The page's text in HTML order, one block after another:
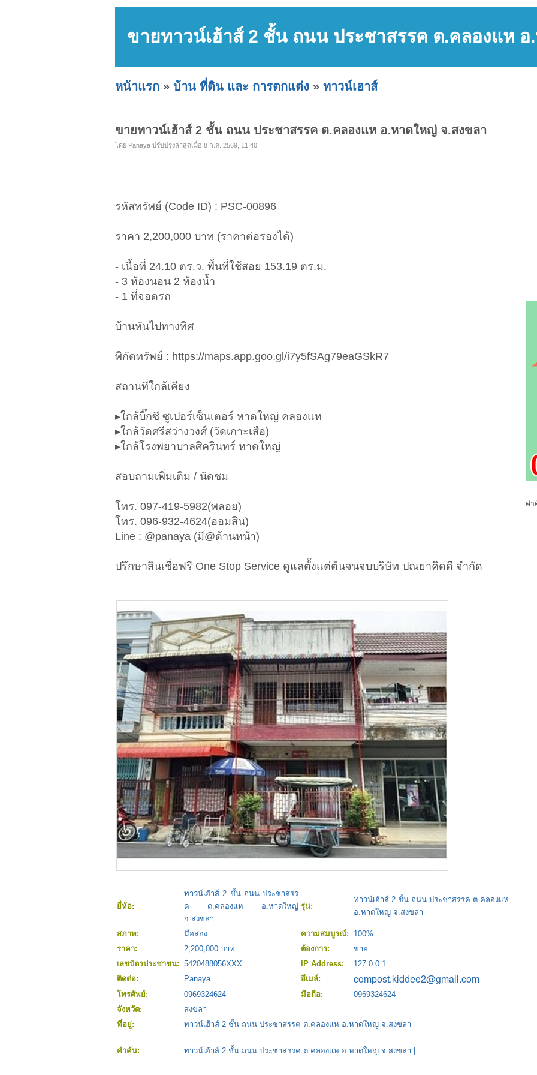
ขายทาวน์เฮ้าส์ 2 ชั้น ถนน ประชาสรรค ต.คลองแห
หน้าแรก » บ้าน ที่ดิน และ การตกแต่ง » ทาวน์เฮาส์
ขายทาวน์เฮ้าส์ 2 ชั้น ถนน ประชาสรรค ต.คลองแห อ.หาดใหญ่ จ.สงขลา
โดย Panaya ปรับปรุงล่าสุดเมื่อ 8 ก.ค. 2569, 11:40.
รหัสทรัพย์ (Code ID) : PSC-00896
ราคา 2,200,000 บาท (ราคาต่อรองได้)
- เนื้อที่ 24.10 ตร.ว. พื้นที่ใช้สอย 153.19 ตร.ม.
- 3 ห้องนอน 2 ห้องน้ำ
- 1 ที่จอดรถ
บ้านหันไปทางทิศ
พิกัดทรัพย์ : https://maps.app.goo.gl/i7y5fSAg79eaGSkR7
สถานที่ใกล้เคียง
▸ใกล้บิ๊กซี ซูเปอร์เซ็นเตอร์ หาดใหญ่ คลองแห
▸ใกล้วัดศรีสว่างวงศ์ (วัดเกาะเสือ)
▸ใกล้โรงพยาบาลศิครินทร์ หาดใหญ่
สอบถามเพิ่มเติม / นัดชม
โทร. 097-419-5982(พลอย)
โทร. 096-932-4624(ออมสิน)
Line : @panaya (มี@ด้านหน้า)
ปรึกษาสินเชื่อฟรี One Stop Service ดูแลตั้งแต่ต้นจนจบบริษัท ปณยาคิดดี จำกัด
ยี่ห้อ:
ทาวน์เฮ้าส์ 2 ชั้น ถนน ประชาสรร
ค ต.คลองแห อ.หาดใหญ่
จ.สงขลา
รุ่น:
ทาวน์เฮ้าส์ 2 ชั้น ถนน ประชาสรรค ต.คลองแห
อ.หาดใหญ่ จ.สงขลา
สภาพ: มือสอง ความสมบูรณ์:
100%
ราคา:
2,200,000 บาท ต้องการ:
ขาย
เลขบัตรประชาชน: 5420488056XXX IP Address:
127.0.0.1
ติดต่อ:
Panaya
อีเมล์:
โทรศัพย์:
0969324624 มือถือ:
0969324624
จังหวัด:
สงขลา
ที่อยู่:
ทาวน์เฮ้าส์ 2 ชั้น ถนน ประชาสรรค ต.คลองแห อ.หาดใหญ่ จ.สงขลา
คำค้น: ทาวน์เฮ้าส์ 2 ชั้น ถนน ประชาสรรค ต.คลองแห อ.หาดใหญ่ จ.สงขลา
คำ